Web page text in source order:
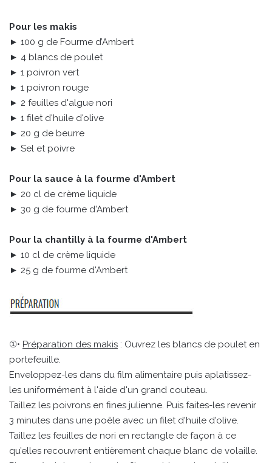
Pour les makis
► 100 g de Fourme d’Ambert
► 4 blancs de poulet
► 1 poivron vert
► 1 poivron rouge
► 2 feuilles d'algue nori
► 1 filet d'huile d'olive
► 20 g de beurre
► Sel et poivre
Pour la sauce à la fourme d'Ambert
► 20 cl de crème liquide
► 30 g de fourme d'Ambert
Pour la chantilly à la fourme d'Ambert
► 10 cl de crème liquide
► 25 g de fourme d'Ambert
①• Préparation des makis : Ouvrez les blancs de poulet en
portefeuille.
Enveloppez-les dans du film alimentaire puis aplatissez-
les uniformément à l'aide d'un grand couteau.
Taillez les poivrons en fines julienne. Puis faites-les revenir
3 minutes dans une poêle avec un filet d'huile d'olive.
Taillez les feuilles de nori en rectangle de façon à ce
qu’elles recouvrent entièrement chaque blanc de volaille.